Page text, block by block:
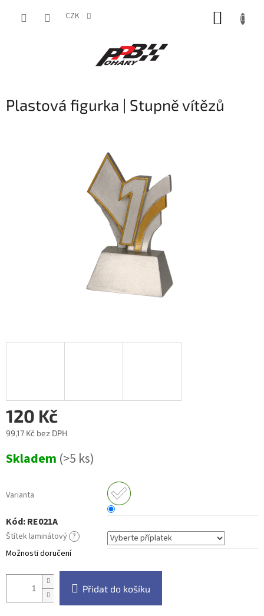
CZK
Plastová figurka | Stupně vítězů
120 Kč
99,17 Kč bez DPH
cena:
Skladem (>5 ks)
Varianta
Kód:RE021A
Štítek laminátový ?
Možnosti doručení
Přidat do košíku